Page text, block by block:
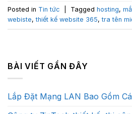
Posted in Tin tức Tagged hosting,
webiste,thiết kế website 365,tra tên
BÀI VIẾT GẦN ĐÂY
Lắp Đặt Mạng LAN Bao Gồm